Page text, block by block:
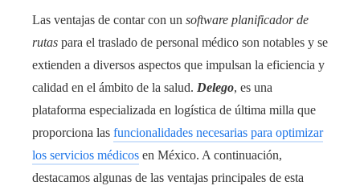
Las ventajas de contar con un software planificador de
rutas para el traslado de personal médico son notables y se
extienden a diversos aspectos que impulsan la eficiencia y
calidad en el ámbito de la salud. Delego, es una
plataforma especializada en logística de última milla que
proporciona las funcionalidades necesarias para optimizar
los servicios médicos en México. A continuación,
destacamos algunas de las ventajas principales de esta